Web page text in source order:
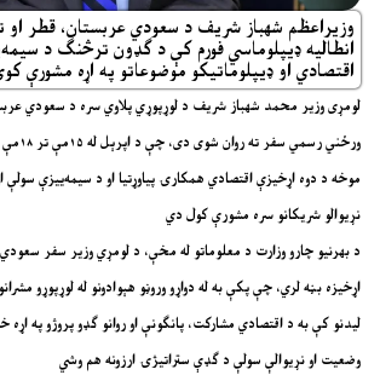
وزیراعظم شهباز شریف د سعودي عربستان، قطر
انطالیه ډیپلوماسي فورم کې د ګډون ترڅنګ د
اقتصادي او ډیپلوماتیکو موضوعاتو په اړه مشورې
لومړی وزیر محمد شهباز شریف د لوړپوړي پلاوي سره د سعودي
ورځني
موخه د دوه اړخیزې اقتصادي همکارۍ پیاوړتیا او د سیمه‌ییزې سولې
نړیوالو شریکانو سره مشورې کول دي
د بهرنیو چارو وزارت د معلوماتو له مخې، د لومړي وزیر سفر
اړخیزه بڼه لري، چې پکې به له دواړو وروڼو هېوادونو له لوړپوړو
لیدنو کې به د اقتصادي مشارکت، پانګونې او روانو ګډو پروژو په
وضعیت او نړیوالې سولې د ګډې ستراتیژۍ ارزونه هم وشي